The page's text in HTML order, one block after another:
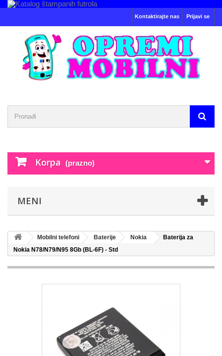
Prijavi se
Kontaktirajte nas
Korpa (prazno)
MENI
Mobilni telefoni Baterije Nokia
Baterija za
Nokia N78/N79/N95 8Gb (BL-6F) - Std